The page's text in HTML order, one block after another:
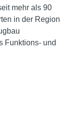
mehr als 90
in der Region
Funktions- und